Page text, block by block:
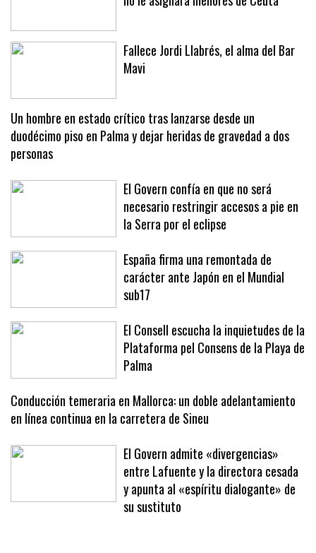
Baleares da por hecho que el Gobierno
Fallece Jordi Llabrés, el alma del Bar
Un hombre en estado crítico tras lanzarse desde un
duodécimo piso en Palma y dejar heridas de gravedad a dos
personas
El Govern confía en que no será
necesario restringir accesos a pie en
la Serra por el eclipse
España firma una remontada de
carácter ante Japón en el Mundial
sub17
El Consell escucha la inquietudes de la
Plataforma pel Consens de la Playa de
Palma
Conducción temeraria en Mallorca: un doble adelantamiento
en línea continua en la carretera de Sineu
El Govern admite «divergencias»
entre Lafuente y la directora cesada
y apunta al «espíritu dialogante» de